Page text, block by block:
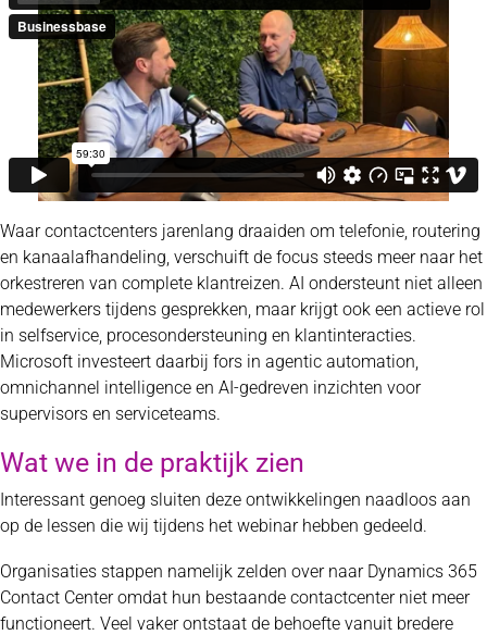
Waar contactcenters jarenlang draaiden om telefonie, routering
en kanaalafhandeling, verschuift de focus steeds meer naar het
orkestreren van complete klantreizen. AI ondersteunt niet alleen
medewerkers tijdens gesprekken, maar krijgt ook een actieve rol
in selfservice, procesondersteuning en klantinteracties.
Microsoft investeert daarbij fors in agentic automation,
omnichannel intelligence en AI-gedreven inzichten voor
supervisors en serviceteams.
Wat we in de praktijk zien
Interessant genoeg sluiten deze ontwikkelingen naadloos aan
op de lessen die wij tijdens het webinar hebben gedeeld.
Organisaties stappen namelijk zelden over naar Dynamics 365
Contact Center omdat hun bestaande contactcenter niet meer
functioneert. Veel vaker ontstaat de behoefte vanuit bredere